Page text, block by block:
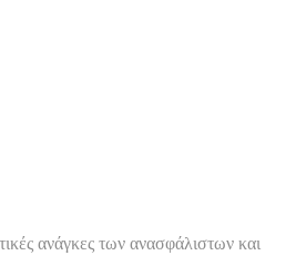
ανάγκες των ανασφάλιστων και